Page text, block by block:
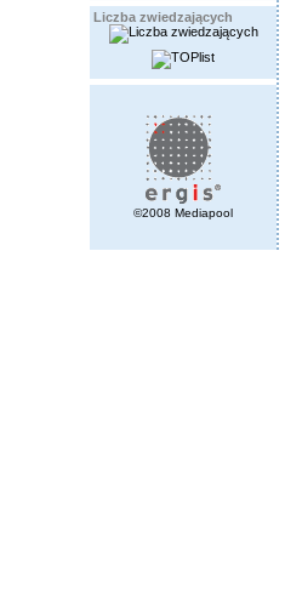
Liczba zwiedzających
©2008 Mediapool